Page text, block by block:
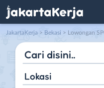
JakartaKerja > Bekasi > Lowongan
Lokasi